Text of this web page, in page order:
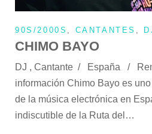
90S/2000S CANTANTES
CHIMO BAYO
DJ , Cantante / España /
información Chimo Bayo es
de la música electrónica en
indiscutible de la Ruta del…